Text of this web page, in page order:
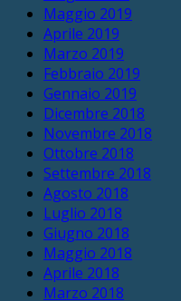
Maggio 2019
Aprile 2019
Marzo 2019
Febbraio 2019
Gennaio 2019
Dicembre 2018
Novembre 2018
Ottobre 2018
Settembre 2018
Agosto 2018
Luglio 2018
Giugno 2018
Maggio 2018
Aprile 2018
Marzo 2018